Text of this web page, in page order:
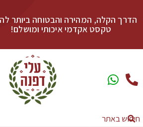
הדרך הקלה, המהירה והבטוחה ביותר
טקסט אקדמי איכותי ומושלם!